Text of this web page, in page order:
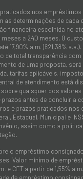
nos empréstimos
as determinações de cada
financeira escolhida no
a 240 meses. O
17,90% a.m. (621,38%
de total transparência
de uma proposta, será
tarifas aplicáveis,
de atendimento está
quaisquer dos
antes de concluir a
e prazos praticados nos
Estadual, Municipal e
assim como a
o empréstimo
Valor mínimo de
e CET a partir de 1,55%